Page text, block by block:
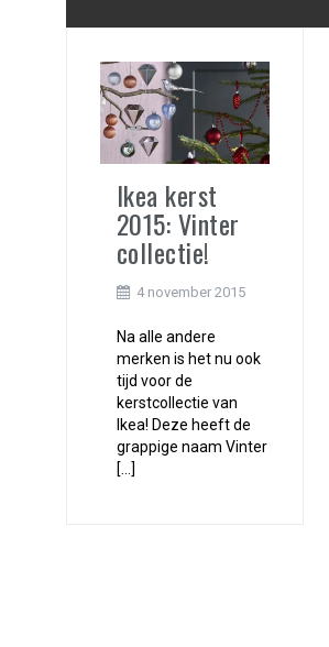
Ikea kerst
2015: Vinter
collectie!
4 november 2015
Na alle andere
merken is het nu ook
tijd voor de
kerstcollectie van
Ikea! Deze heeft de
grappige naam Vinter
[…]